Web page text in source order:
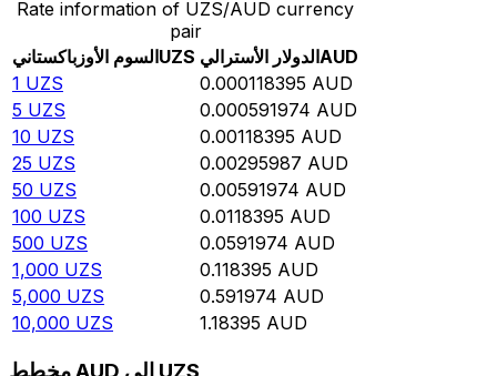
Rate information of UZS/AUD currency
pair
السوم الأوزباكستانيUZS الدولار الأستراليAUD
1 UZS 0.000118395 AUD
5 UZS 0.000591974 AUD
10 UZS 0.00118395 AUD
25 UZS 0.00295987 AUD
50 UZS 0.00591974 AUD
100 UZS 0.0118395 AUD
500 UZS 0.0591974 AUD
1,000 UZS 0.118395 AUD
5,000 UZS 0.591974 AUD
10,000 UZS 1.18395 AUD